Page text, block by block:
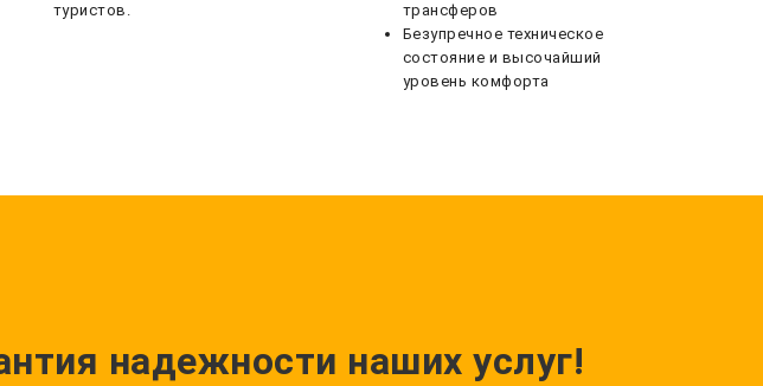
туристов.
трансферов
Безупречное техническое
состояние и высочайший
уровень комфорта
надежности наших услуг!